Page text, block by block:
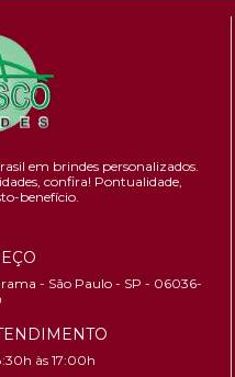
em brindes personalizados.
confira! Pontualidade,
benefício.
- São Paulo - SP - 06036-
às 17:00h